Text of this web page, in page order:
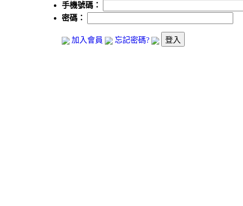
手機號碼：
密碼：
加入會員 忘記密碼?